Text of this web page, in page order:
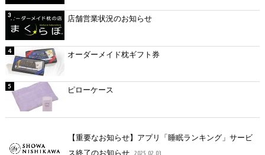
店舗営業状況のお知らせ
オーダーメイド枕ギフト券
ピローケース
【重要なお知らせ】アプリ「睡眠ランキング」サービ
ス終了のお知らせ
2025.02.03